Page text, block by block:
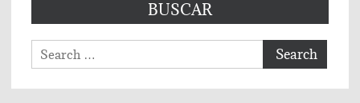
BUSCAR
Search
for: